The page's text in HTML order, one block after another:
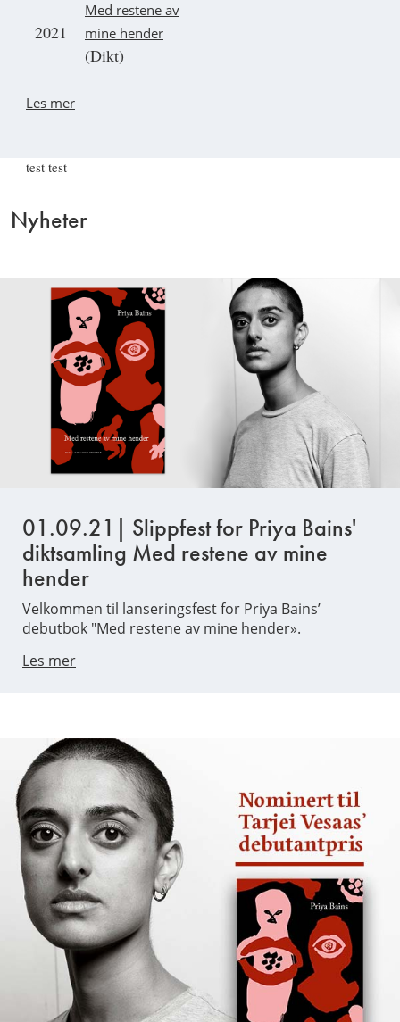
2021
Med restene av
mine hender
(Dikt)
Les mer
test test
Nyheter
01.09.21| Slippfest for Priya Bains'
diktsamling Med restene av mine
hender
Velkommen til lanseringsfest for Priya Bains’
debutbok "Med restene av mine hender».
Les mer